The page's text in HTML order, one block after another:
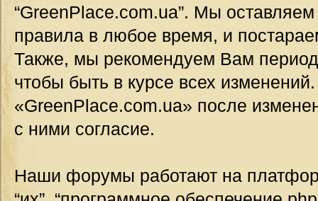
“GreenPlace.com.ua”. Мы
правила в любое время, и
Также, мы рекомендуем Вам
чтобы быть в курсе всех
«GreenPlace.com.ua» после
с ними согласие.
Наши форумы работают на